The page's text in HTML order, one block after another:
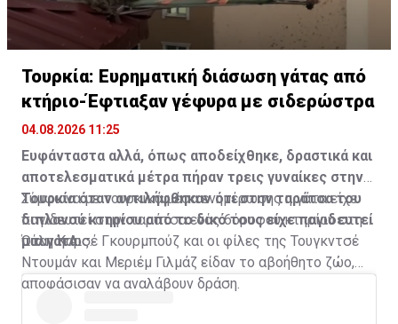
Τουρκία: Ευρηματική διάσωση γάτας από
κτήριο-Έφτιαξαν γέφυρα με σιδερώστρα
04.08.2026 11:25
Ευφάνταστα αλλά, όπως αποδείχθηκε, δραστικά και
αποτελεσματικά μέτρα πήραν τρεις γυναίκες στην
Τουρκία όταν αντιλήφθηκαν ότι στην ταράτσα του
διπλανού κτηρίου από το δικό τους είχε παγιδευτεί
μια γάτα.
Σύμφωνα με τουρκικά μέσα ενημέρωσης η γάτα είχε
παγιδευτεί στην ταράτσα ενός 6όροφου κτηρίου στην
πόλη Καρς.
Όταν η Αισέ Γκουρμπούζ και οι φίλες της Τουγκντσέ
Ντουμάν και Μεριέμ Γιλμάζ είδαν το αβοήθητο ζώο,
αποφάσισαν να αναλάβουν δράση.